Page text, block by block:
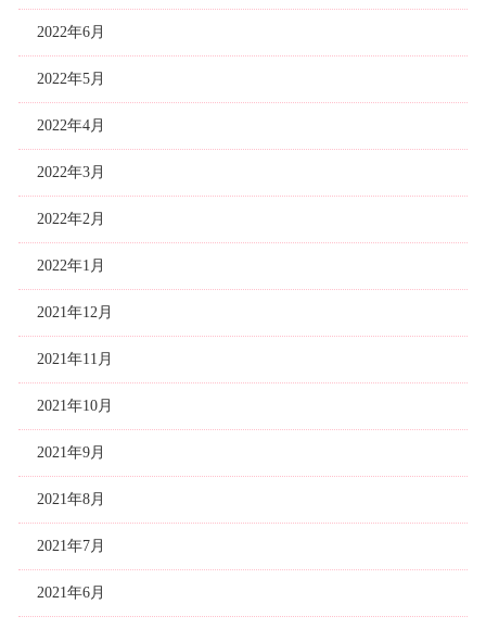
2022年6月
2022年5月
2022年4月
2022年3月
2022年2月
2022年1月
2021年12月
2021年11月
2021年10月
2021年9月
2021年8月
2021年7月
2021年6月